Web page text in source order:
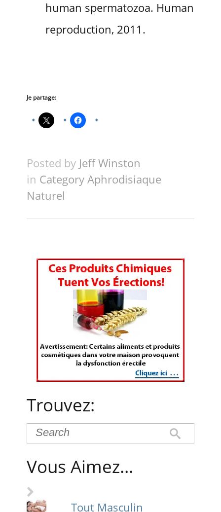
human spermatozoa. Human
reproduction, 2011.
Je partage:
Posted by Jeff Winston
in Category Aphrodisiaque
Naturel
Trouvez:
Vous Aimez…
Tout Masculin